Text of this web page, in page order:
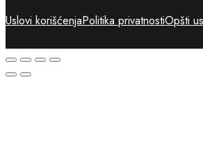
Uslovi korišćenjaPolitika privatnostiOpšti